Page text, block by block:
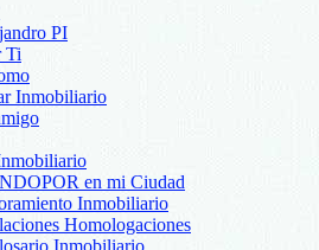
PI
Ti
Inmobiliario
en mi Ciudad
Inmobiliario
Homologaciones
Inmobiliario